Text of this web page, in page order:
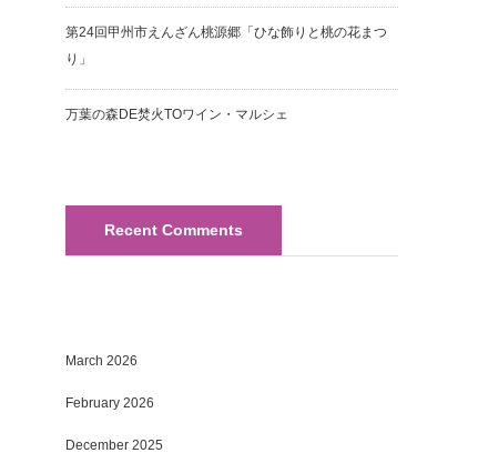
第24回甲州市えんざん桃源郷「ひな飾りと桃の花まつ
り」
万葉の森DE焚火TOワイン・マルシェ
Recent Comments
March 2026
February 2026
December 2025